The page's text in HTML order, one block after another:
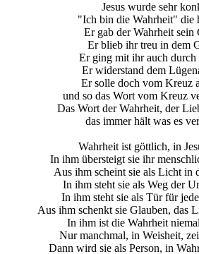
Jesus wurde sehr
"Ich bin die Wahrheit" die
Er gab der Wahrheit sein
Er blieb ihr treu in dem
Er ging mit ihr auch durch
Er widerstand dem
Er solle doch vom Kreuz
und so das Wort vom Kreuz
Das Wort der Wahrheit, der
das immer hält was es
Wahrheit ist göttlich, in
In ihm übersteigt sie ihr
Aus ihm scheint sie als Licht in
In ihm steht sie als Weg der
In ihm steht sie als Tür für
Aus ihm schenkt sie Glauben, das
In ihm ist die Wahrheit
Nur manchmal, in Weisheit,
Dann wird sie als Person, in